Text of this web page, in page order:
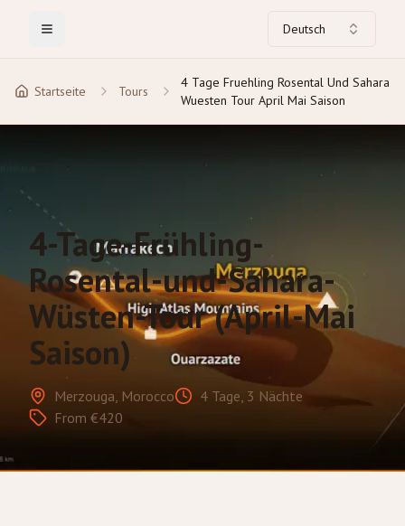
Toggle Menu Deutsch
Startseite Tours
4 Tage Fruehling Rosental Und Sahara
Wuesten Tour April Mai Saison
4-Tage-Frühling-
Rosental-und-Sahara-
Wüsten-Tour (April-Mai
Saison)
Merzouga, Morocco
4 Tage, 3 Nächte
From €420